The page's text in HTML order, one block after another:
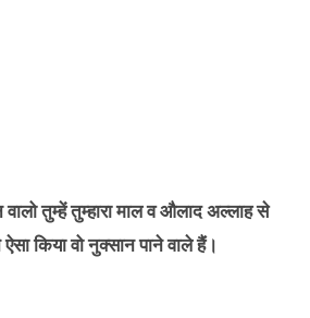
वालो तुम्हें तुम्हारा माल व औलाद अल्लाह से
किया वो नुक्सान पाने वाले हैं।